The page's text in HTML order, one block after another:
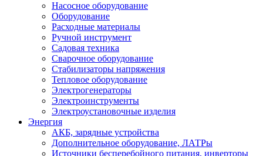
Насосное оборудование
Оборудование
Расходные материалы
Ручной инструмент
Садовая техника
Сварочное оборудование
Стабилизаторы напряжения
Тепловое оборудование
Электрогенераторы
Электроинструменты
Электроустановочные изделия
Энергия
АКБ, зарядные устройства
Дополнительное оборудование, ЛАТРы
Источники бесперебойного питания, инверторы